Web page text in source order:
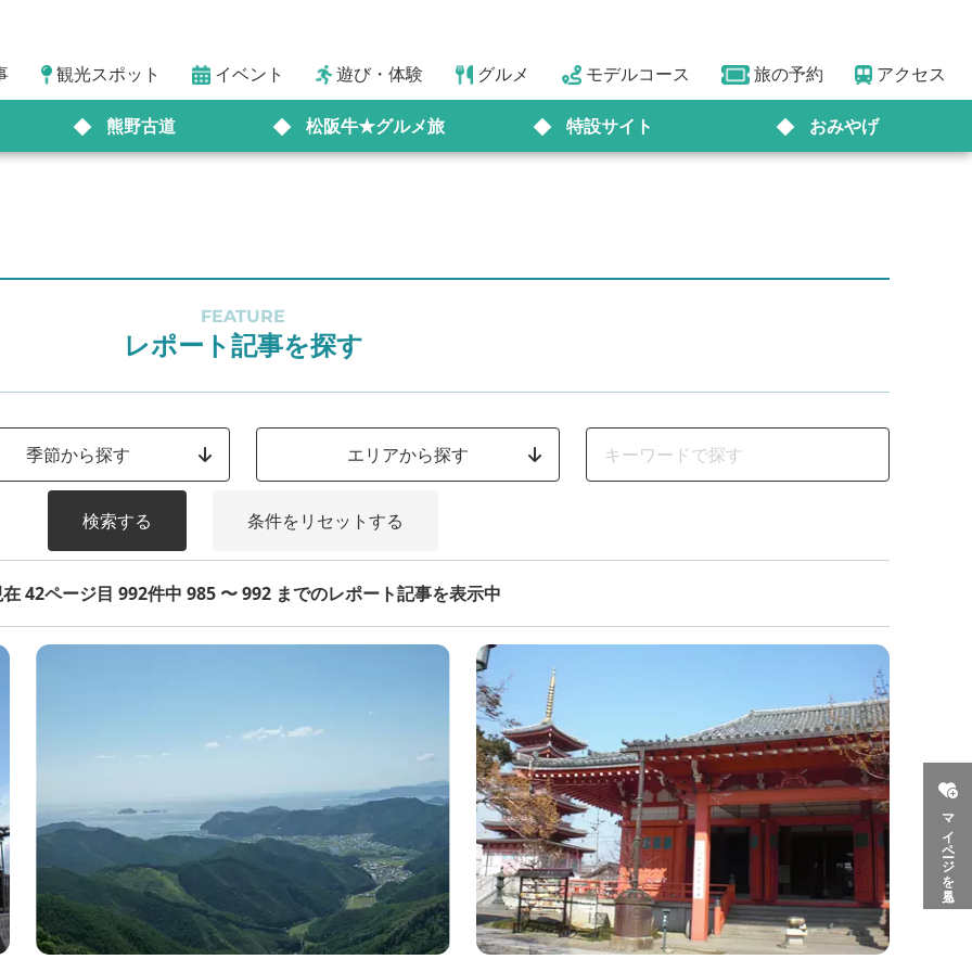
観光スポット イベント 遊び・体験 グルメ モデルコース 旅の予約 アクセス
熊野古道 松阪牛★グルメ旅 特設サイト おみやげ
マイページを見る
FEATURE
レポート記事を探す
季節から探す エリアから探す
検索する 条件をリセットする
42ページ目 992件中 985 〜 992 までのレポート記事を表示中